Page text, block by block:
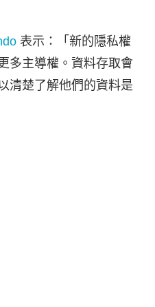
表示：「新的隱私權
多主導權。資料存取會
清楚了解他們的資料是